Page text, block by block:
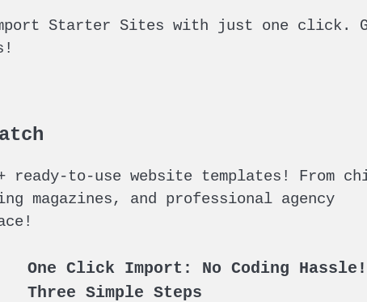
Starter Sites with just one click.
to-use website templates! From
magazines, and professional agency
One Click Import: No Coding Hassle!
Three Simple Steps